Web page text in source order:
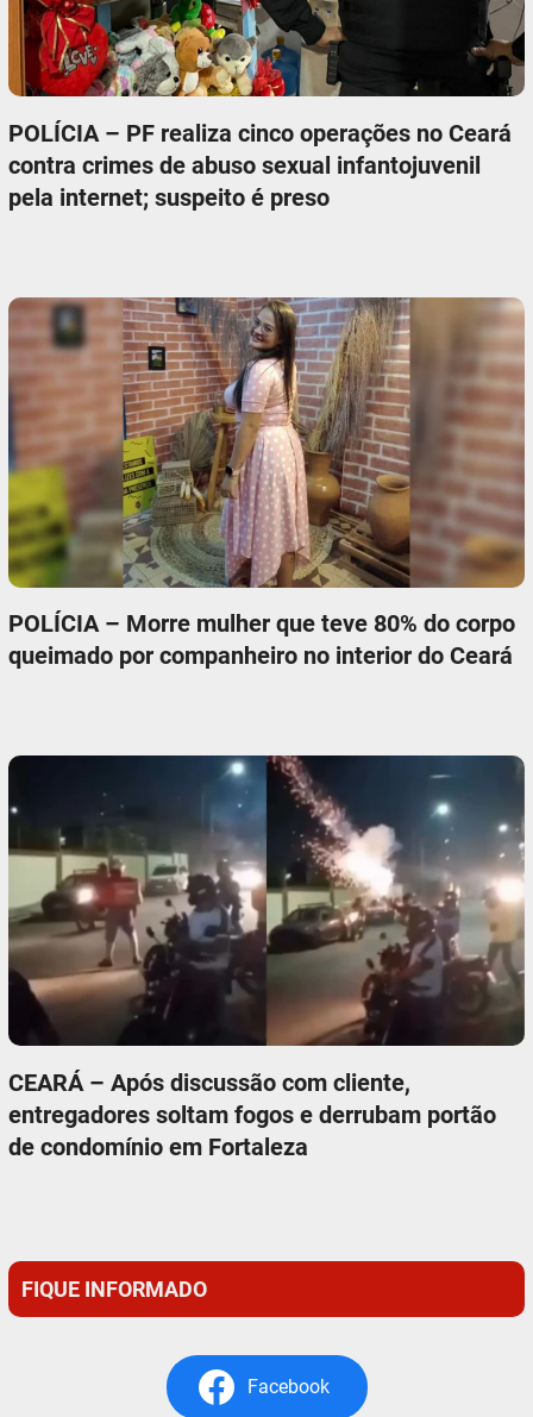
POLÍCIA – PF realiza cinco operações no Ceará
contra crimes de abuso sexual infantojuvenil
pela internet; suspeito é preso
POLÍCIA – Morre mulher que teve 80% do corpo
queimado por companheiro no interior do Ceará
CEARÁ – Após discussão com cliente,
entregadores soltam fogos e derrubam portão
de condomínio em Fortaleza
FIQUE INFORMADO
Facebook